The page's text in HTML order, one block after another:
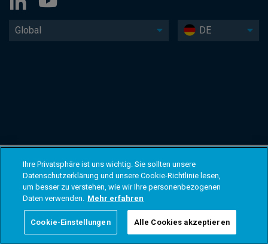
Global DE
Ihre Privatsphäre ist uns wichtig. Sie sollten unsere
Datenschutzerklärung und unsere Cookie-Richtlinie lesen,
um besser zu verstehen, wie wir Ihre personenbezogenen
Daten verwenden. Mehr erfahren
Cookie-Einstellungen Alle Cookies akzeptieren